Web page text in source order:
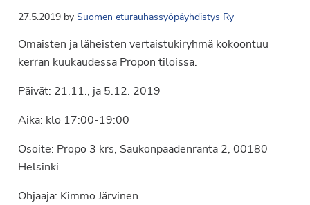
27.5.2019by Suomen eturauhassyöpäyhdistys Ry
Omaisten ja läheisten vertaistukiryhmä kokoontuu
kerran kuukaudessa Propon tiloissa.
Päivät: 21.11., ja 5.12. 2019
Aika: klo 17:00-19:00
Osoite: Propo 3 krs, Saukonpaadenranta 2, 00180
Helsinki
Ohjaaja: Kimmo Järvinen